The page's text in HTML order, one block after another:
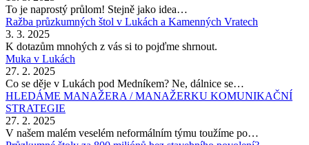
To je naprostý průlom! Stejně jako idea…
Ražba průzkumných štol v Lukách a Kamenných Vratech
3. 3. 2025
K dotazům mnohých z vás si to pojďme shrnout.
Muka v Lukách
27. 2. 2025
Co se děje v Lukách pod Medníkem? Ne, dálnice se…
HLEDÁME MANAŽERA / MANAŽERKU KOMUNIKAČNÍ
STRATEGIE
27. 2. 2025
V našem malém veselém neformálním týmu toužíme po…